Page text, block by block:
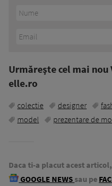
Urmăreşte cel mai nou
elle.ro
colectie designer
model
prezentare de
Daca ti-a placut acest
GOOGLE NEWS sau pe